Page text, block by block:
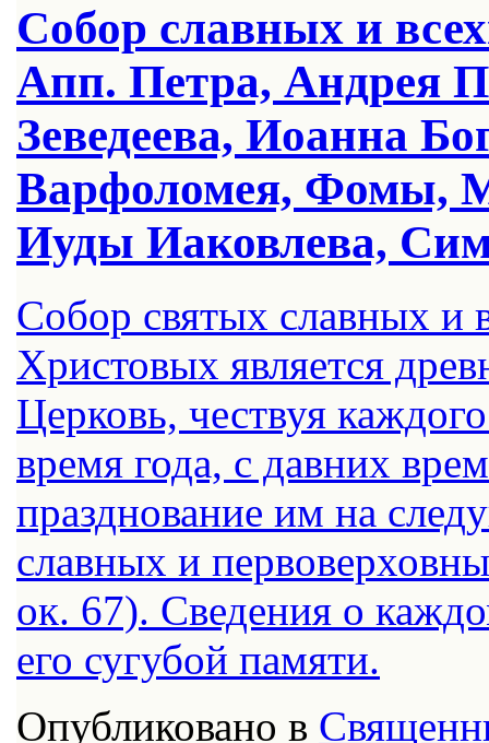
Собор славных и
Апп. Петра, Андрея
Зеведеева, Иоанна
Варфоломея, Фомы,
Иуды Иаковлева,
Собор святых славных и
Христовых является
Церковь, чествуя
время года, с давних
празднование им на
славных и
ок. 67). Сведения о
его сугубой памяти.
Опубликовано в